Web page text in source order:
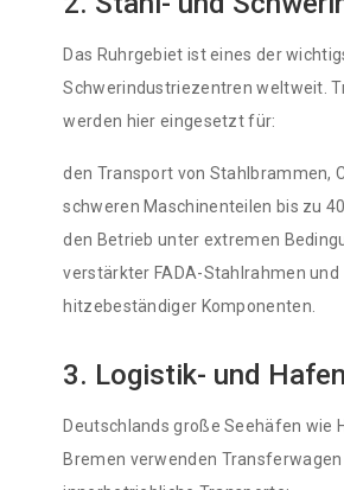
Das Ruhrgebiet ist eines der
Schwerindustriezentren weltweit.
werden hier eingesetzt für:
den Transport von Stahlbrammen,
schweren Maschinenteilen bis zu
den Betrieb unter extremen
verstärkter FADA-Stahlrahmen und
hitzebeständiger Komponenten.
3. Logistik- und
Deutschlands große Seehäfen wie
Bremen verwenden